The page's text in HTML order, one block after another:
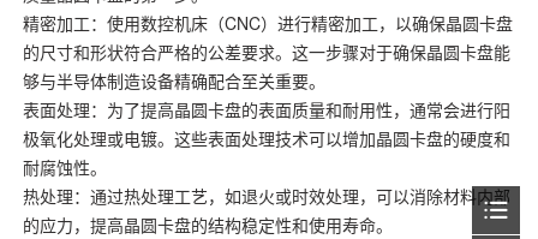
精密加工：使用数控机床（CNC）进行精密加工，以确保晶圆卡盘
的尺寸和形状符合严格的公差要求。这一步骤对于确保晶圆卡盘能
够与半导体制造设备精确配合至关重要。
表面处理：为了提高晶圆卡盘的表面质量和耐用性，通常会进行阳
极氧化处理或电镀。这些表面处理技术可以增加晶圆卡盘的硬度和
耐腐蚀性。
热处理：通过热处理工艺，如退火或时效处理，可以消除材料内部
的应力，提高晶圆卡盘的结构稳定性和使用寿命。